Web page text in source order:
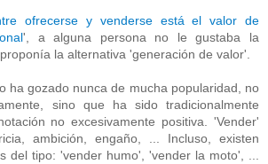
ofrecerse y venderse está el valor de
', a alguna persona no le gustaba la
la alternativa 'generación de valor'.
ha gozado nunca de mucha popularidad, no
sino que ha sido tradicionalmente
no excesivamente positiva. 'Vender'
ambición, engaño, ... Incluso, existen
del tipo: 'vender humo', 'vender la moto', ...